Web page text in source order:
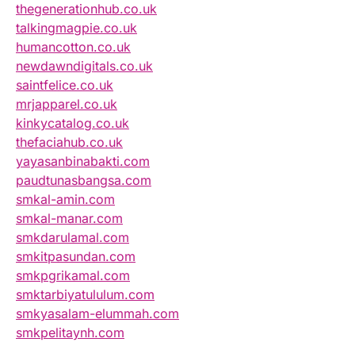
thegenerationhub.co.uk
talkingmagpie.co.uk
humancotton.co.uk
newdawndigitals.co.uk
saintfelice.co.uk
mrjapparel.co.uk
kinkycatalog.co.uk
thefaciahub.co.uk
yayasanbinabakti.com
paudtunasbangsa.com
smkal-amin.com
smkal-manar.com
smkdarulamal.com
smkitpasundan.com
smkpgrikamal.com
smktarbiyatululum.com
smkyasalam-elummah.com
smkpelitaynh.com